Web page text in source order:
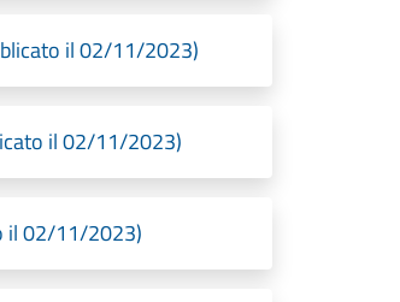
il 02/11/2023)
il 02/11/2023)
il 02/11/2023)